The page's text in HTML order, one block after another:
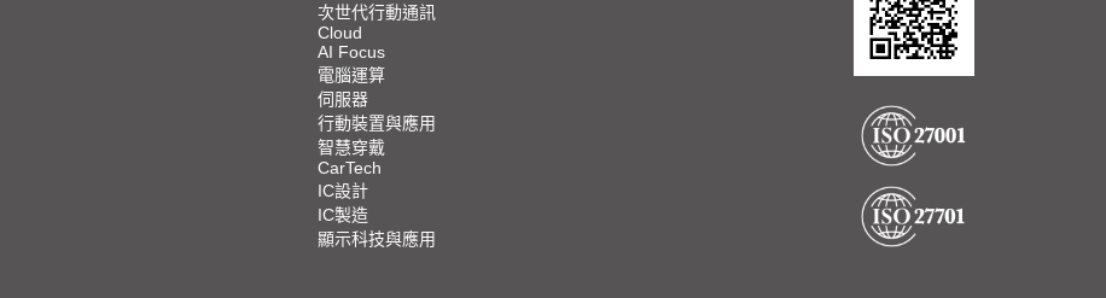
次世代行動通訊
Cloud
AI Focus
電腦運算
伺服器
行動裝置與應用
智慧穿戴
CarTech
IC設計
IC製造
顯示科技與應用